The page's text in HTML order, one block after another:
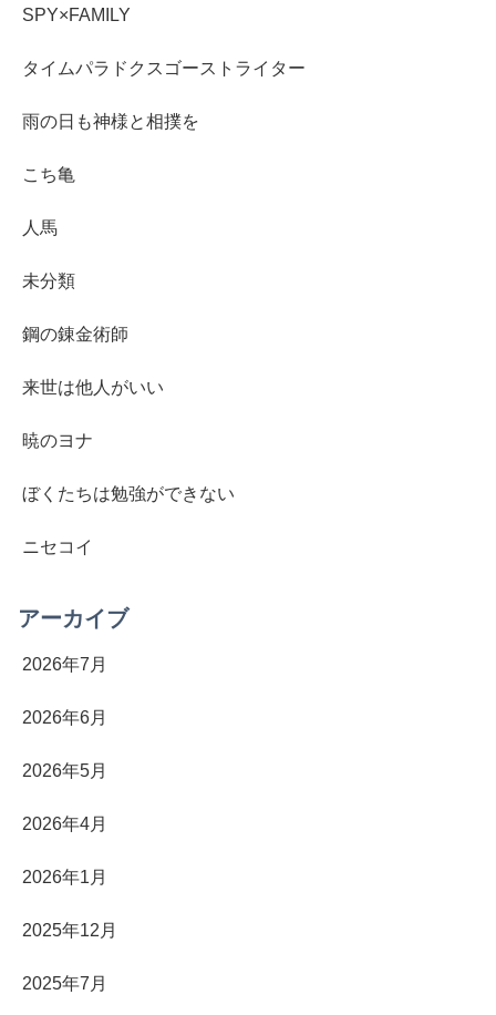
SPY×FAMILY
タイムパラドクスゴーストライター
雨の日も神様と相撲を
こち亀
人馬
未分類
鋼の錬金術師
来世は他人がいい
暁のヨナ
ぼくたちは勉強ができない
ニセコイ
アーカイブ
2026年7月
2026年6月
2026年5月
2026年4月
2026年1月
2025年12月
2025年7月